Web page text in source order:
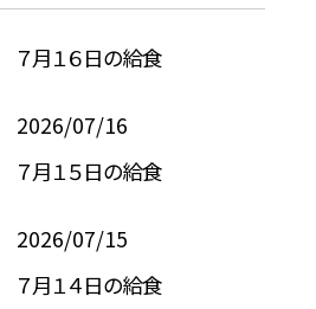
７月１６日の給食
2026/07/16
７月１５日の給食
2026/07/15
７月１４日の給食